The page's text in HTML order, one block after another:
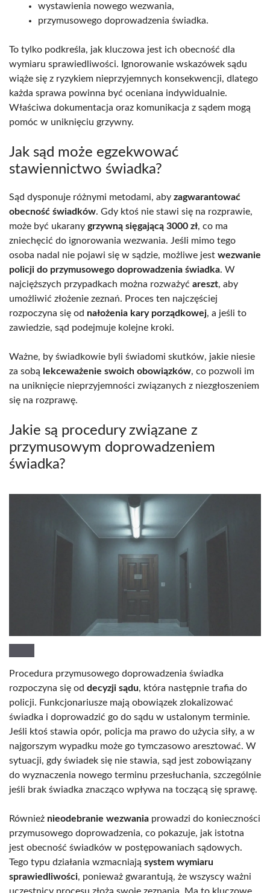
wystawienia nowego wezwania,
przymusowego doprowadzenia świadka.
To tylko podkreśla, jak kluczowa jest ich obecność dla
wymiaru sprawiedliwości. Ignorowanie wskazówek sądu
wiąże się z ryzykiem nieprzyjemnych konsekwencji, dlatego
każda sprawa powinna być oceniana indywidualnie.
Właściwa dokumentacja oraz komunikacja z sądem mogą
pomóc w uniknięciu grzywny.
Jak sąd może egzekwować
stawiennictwo świadka?
Sąd dysponuje różnymi metodami, aby zagwarantować
obecność świadków. Gdy ktoś nie stawi się na rozprawie,
może być ukarany grzywną sięgającą 3000 zł, co ma
zniechęcić do ignorowania wezwania. Jeśli mimo tego
osoba nadal nie pojawi się w sądzie, możliwe jest wezwanie
policji do przymusowego doprowadzenia świadka. W
najcięższych przypadkach można rozważyć areszt, aby
umożliwić złożenie zeznań. Proces ten najczęściej
rozpoczyna się od nałożenia kary porządkowej, a jeśli to
zawiedzie, sąd podejmuje kolejne kroki.
Ważne, by świadkowie byli świadomi skutków, jakie niesie
za sobą lekceważenie swoich obowiązków, co pozwoli im
na uniknięcie nieprzyjemności związanych z niezgłoszeniem
się na rozprawę.
Jakie są procedury związane z
przymusowym doprowadzeniem
świadka?
Procedura przymusowego doprowadzenia świadka
rozpoczyna się od decyzji sądu, która następnie trafia do
policji. Funkcjonariusze mają obowiązek zlokalizować
świadka i doprowadzić go do sądu w ustalonym terminie.
Jeśli ktoś stawia opór, policja ma prawo do użycia siły, a w
najgorszym wypadku może go tymczasowo aresztować. W
sytuacji, gdy świadek się nie stawia, sąd jest zobowiązany
do wyznaczenia nowego terminu przesłuchania, szczególnie
jeśli brak świadka znacząco wpływa na toczącą się sprawę.
Również nieodebranie wezwania prowadzi do konieczności
przymusowego doprowadzenia, co pokazuje, jak istotna
jest obecność świadków w postępowaniach sądowych.
Tego typu działania wzmacniają system wymiaru
sprawiedliwości, ponieważ gwarantują, że wszyscy ważni